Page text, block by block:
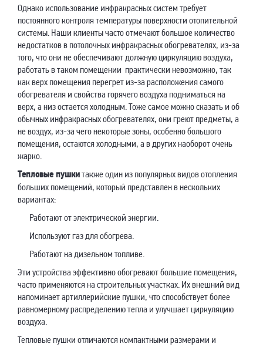
Однако использование инфракрасных систем требует
постоянного контроля температуры поверхности отопительной
системы. Наши клиенты часто отмечают большое количество
недостатков в потолочных инфракрасных обогревателях, из-за
того, что они не обеспечивают должную циркуляцию воздуха,
работать в таком помещении практически невозможно, так
как верх помещения перегрет из-за расположения самого
обогревателя и свойства горячего воздуха подниматься на
верх, а низ остается холодным. Тоже самое можно сказать и об
обычных инфракрасных обогревателях, они греют предметы, а
не воздух, из-за чего некоторые зоны, особенно большого
помещения, остаются холодными, а в других наоборот очень
жарко.
Тепловые пушкитакже один из популярных видов отопления
больших помещений, который представлен в нескольких
вариантах:
Работают от электрической энергии.
Используют газ для обогрева.
Работают на дизельном топливе.
Эти устройства эффективно обогревают большие помещения,
часто применяются на строительных участках. Их внешний вид
напоминает артиллерийские пушки, что способствует более
равномерному распределению тепла и улучшает циркуляцию
воздуха.
Тепловые пушки отличаются компактными размерами и